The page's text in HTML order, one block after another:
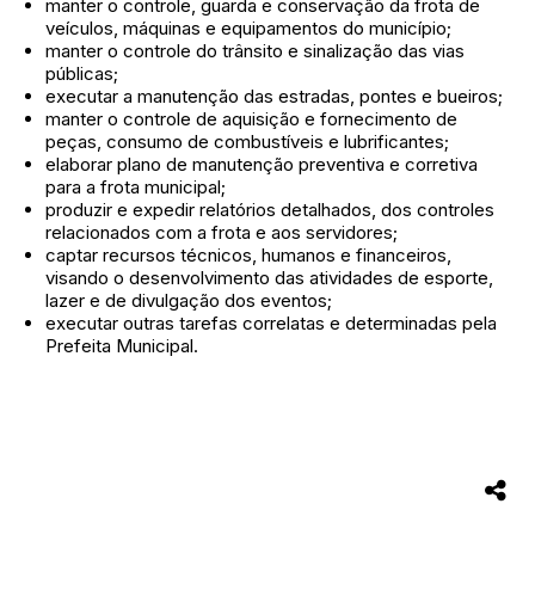
manter o controle, guarda e conservação da frota de
veículos, máquinas e equipamentos do município;
manter o controle do trânsito e sinalização das vias
públicas;
executar a manutenção das estradas, pontes e bueiros;
manter o controle de aquisição e fornecimento de
peças, consumo de combustíveis e lubrificantes;
elaborar plano de manutenção preventiva e corretiva
para a frota municipal;
produzir e expedir relatórios detalhados, dos controles
relacionados com a frota e aos servidores;
captar recursos técnicos, humanos e financeiros,
visando o desenvolvimento das atividades de esporte,
lazer e de divulgação dos eventos;
executar outras tarefas correlatas e determinadas pela
Prefeita Municipal.